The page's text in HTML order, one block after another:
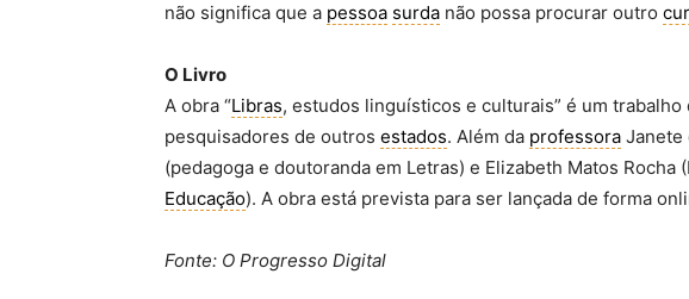
não significa que a pessoa surda não possa procurar outro
O Livro
A obra “Libras, estudos linguísticos e culturais” é um
pesquisadores de outros estados. Além da professora Janete
(pedagoga e doutoranda em Letras) e Elizabeth Matos Rocha
Educação). A obra está prevista para ser lançada de forma
Fonte: O Progresso Digital